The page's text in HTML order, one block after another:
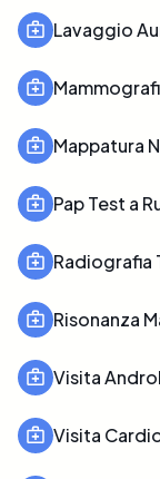
Lavaggio
Mappatura
Pap Test a
Radiografia
Risonanza
Visita
Visita